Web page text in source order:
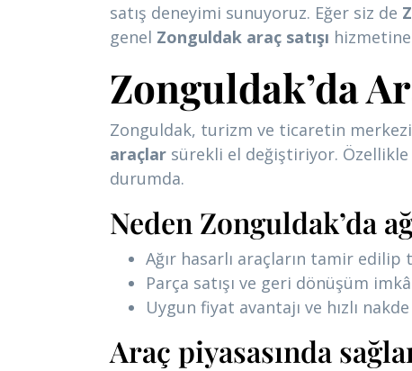
satış deneyimi sunuyoruz. Eğer siz de
genel Zonguldak araç satışı
Zonguldak’da
Zonguldak, turizm ve ticaretin
araçlar sürekli el değiştiriyor. Özellikle
durumda.
Neden Zonguldak’da
Ağır hasarlı araçların tamir edilip
Parça satışı ve geri dönüşüm
Uygun fiyat avantajı ve hızlı
Araç piyasasında